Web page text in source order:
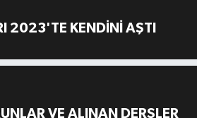
2023'TE KENDİNİ AŞTI
VE ALINAN DERSLER